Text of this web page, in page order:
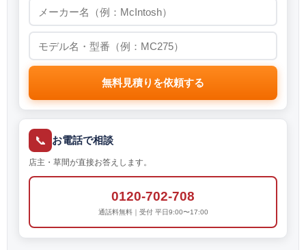
無料見積りを依頼する
📞 お電話で相談
店主・草間が直接お答えします。
0120-702-708
通話料無料｜受付 平日9:00〜17:00